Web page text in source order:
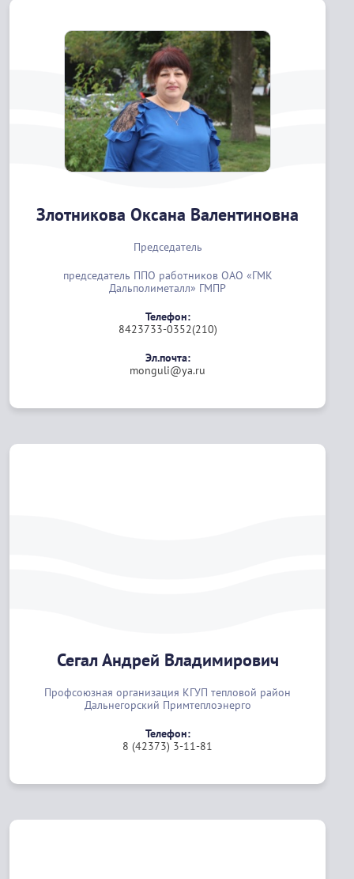
Злотникова Оксана Валентиновна
Председатель
председатель ППО работников ОАО «ГМК
Дальполиметалл» ГМПР
Телефон:
8423733-0352(210)
Эл.почта:
monguli@ya.ru
Сегал Андрей Владимирович
Профсоюзная организация КГУП тепловой район
Дальнегорский Примтеплоэнерго
Телефон:
8 (42373) 3-11-81